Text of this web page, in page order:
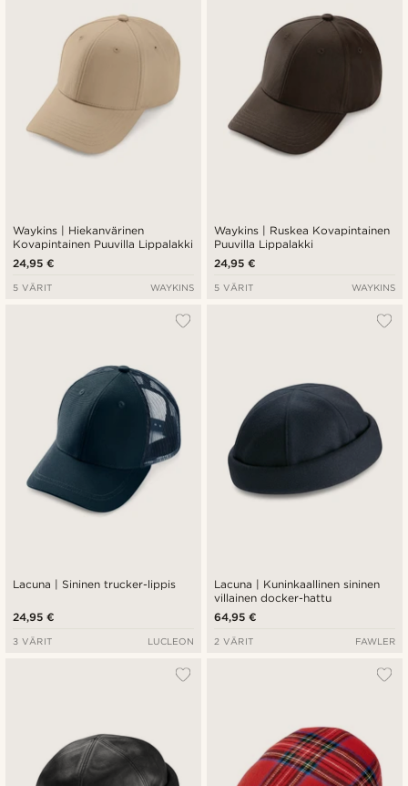
Waykins | Hiekanvärinen
Kovapintainen Puuvilla Lippalakki
24,95 €
5 VÄRIT WAYKINS
Waykins | Ruskea Kovapintainen
Puuvilla Lippalakki
24,95 €
5 VÄRIT WAYKINS
Lacuna | Sininen trucker-lippis
24,95 €
3 VÄRIT LUCLEON
Lacuna | Kuninkaallinen sininen
villainen docker-hattu
64,95 €
2 VÄRIT FAWLER